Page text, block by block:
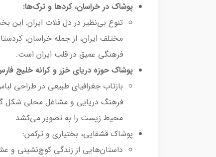
پوشاک در خراسان، کردها و ترک‌ها:
تنوع بی‌نظیر در دل فلات ایران:
مختلف ایران، از جمله خراسان،
فرهنگی عمیق در قلب ایران است.
پوشاک حوزه دریای خزر و کرانه خلیج
بازتاب جغرافیای طبیعی در طراحی
فرهنگ دریایی و مشاغل محلی شکل
محیط زیست را به تصویر می‌کشد.
پوشاک قشقایی، بختیاری و ترکمن:
داستان‌هایی از زندگی کوچ‌نشینی و